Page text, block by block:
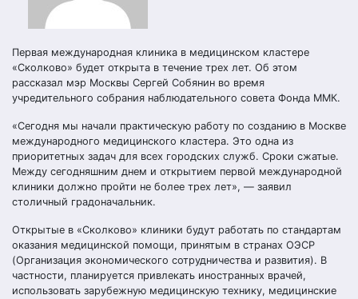
Первая международная клиника в медицинском кластере
«Сколково» будет открыта в течение трех лет. Об этом
рассказал мэр Москвы Сергей Собянин во время
учредительного собрания наблюдательного совета Фонда ММК.
«Сегодня мы начали практическую работу по созданию в Москве
международного медицинского кластера. Это одна из
приоритетных задач для всех городских служб. Сроки сжатые.
Между сегодняшним днем и открытием первой международной
клиники должно пройти не более трех лет», — заявил
столичный градоначальник.
Открытые в «Сколково» клиники будут работать по стандартам
оказания медицинской помощи, принятым в странах ОЭСР
(Организация экономического сотрудничества и развития). В
частности, планируется привлекать иностранных врачей,
использовать зарубежную медицинскую технику, медицинские